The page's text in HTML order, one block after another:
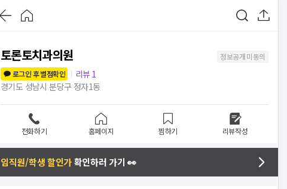
토론토치과의원
정보공개 미동의
로그인 후 별점확인
리뷰 1
경기도 성남시 분당구 정자1동
전화하기 홈페이지 찜하기 리뷰작성
임직원/학생 할인가확인하러 가기 👀